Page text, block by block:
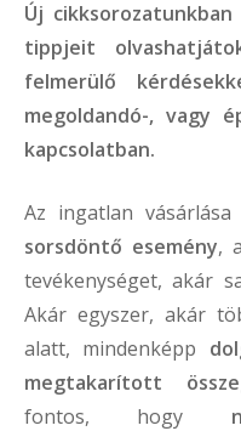
Új
tippjeit
felmerülő
megoldandó-, vagy
kapcsolatban.
Az ingatlan
sorsdöntő esemény,
tevékenységet, akár
Akár egyszer, akár
alatt, mindenképp
megtakarított
fontos, hogy